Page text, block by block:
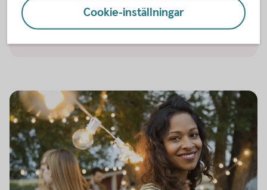
lura dig beroende på hur gammal du är.
Cookie-inställningar